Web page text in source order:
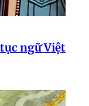
ngữ Việt